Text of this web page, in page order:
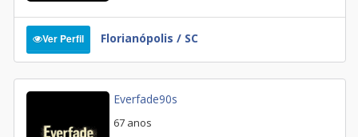
Ver Perfil Florianópolis / SC
Everfade90s
67 anos